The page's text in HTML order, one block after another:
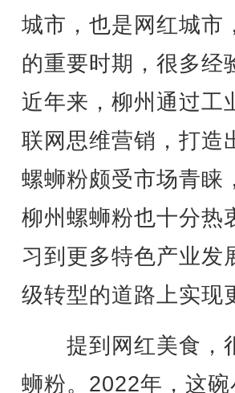
城市，也是网红城市
的重要时期，很多经
近年来，柳州通过工
联网思维营销，打造
螺蛳粉颇受市场青睐
柳州螺蛳粉也十分热
习到更多特色产业发
级转型的道路上实现
提到网红美食，
蛳粉。2022年，这